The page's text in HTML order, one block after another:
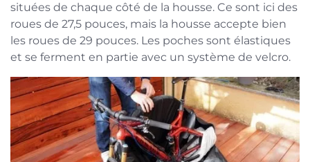
situées de chaque côté de la housse. Ce sont ici des
roues de 27,5 pouces, mais la housse accepte bien
les roues de 29 pouces. Les poches sont élastiques
et se ferment en partie avec un système de velcro.